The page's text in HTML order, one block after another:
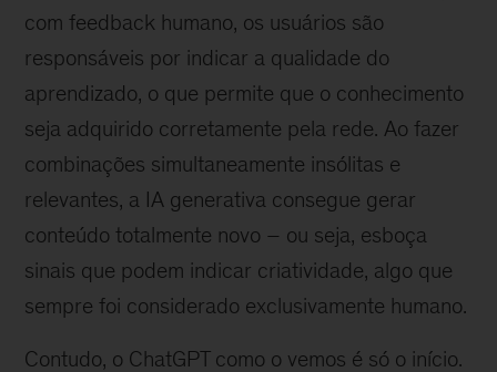
com feedback humano, os usuários são
responsáveis por indicar a qualidade do
aprendizado, o que permite que o conhecimento
seja adquirido corretamente pela rede. Ao fazer
combinações simultaneamente insólitas e
relevantes, a IA generativa consegue gerar
conteúdo totalmente novo – ou seja, esboça
sinais que podem indicar criatividade, algo que
sempre foi considerado exclusivamente humano.
Contudo, o ChatGPT como o vemos é só o início.